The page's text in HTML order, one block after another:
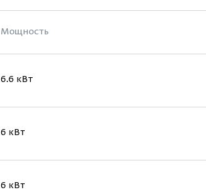
Мощность
6.6 кВт
6 кВт
6 кВт